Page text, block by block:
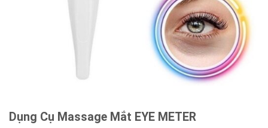
Dụng Cụ Massage Mắt EYE METER